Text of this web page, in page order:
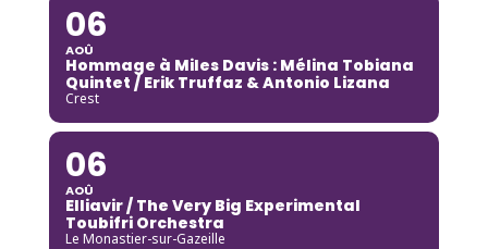
06
AOÛ
Hommage à Miles Davis : Mélina Tobiana
Quintet / Erik Truffaz & Antonio Lizana
Crest
06
AOÛ
Elliavir / The Very Big Experimental
Toubifri Orchestra
Le Monastier-sur-Gazeille